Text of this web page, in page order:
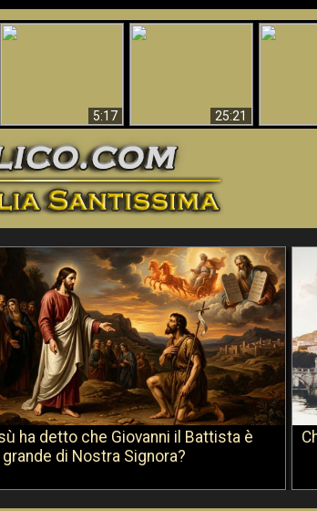
5:17
25:21
ha detto che Giovanni il Battista è
di Nostra Signora?